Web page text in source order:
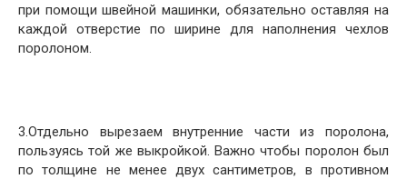
при помощи швейной машинки, обязательно оставляя на
каждой отверстие по ширине для наполнения чехлов
поролоном.
3.Отдельно вырезаем внутренние части из поролона,
пользуясь той же выкройкой. Важно чтобы поролон был
по толщине не менее двух сантиметров, в противном